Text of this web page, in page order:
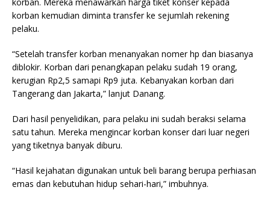
korban kemudian diminta transfer ke sejumlah rekening
pelaku.
“Setelah transfer korban menanyakan nomer hp dan biasanya
diblokir. Korban dari penangkapan pelaku sudah 19 orang,
kerugian Rp2,5 samapi Rp9 juta. Kebanyakan korban dari
Tangerang dan Jakarta,” lanjut Danang.
Dari hasil penyelidikan, para pelaku ini sudah beraksi selama
satu tahun. Mereka mengincar korban konser dari luar negeri
yang tiketnya banyak diburu.
“Hasil kejahatan digunakan untuk beli barang berupa perhiasan
emas dan kebutuhan hidup sehari-hari,” imbuhnya.